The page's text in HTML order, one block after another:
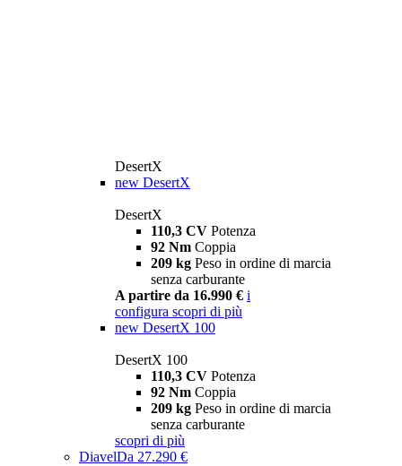
DesertX
new DesertX
DesertX
110,3 CV Potenza
92 Nm Coppia
209 kg Peso in ordine di marcia
senza carburante
A partire da 16.990 € i
configura scopri di più
new DesertX 100
DesertX 100
110,3 CV Potenza
92 Nm Coppia
209 kg Peso in ordine di marcia
senza carburante
scopri di più
DiavelDa 27.290 €